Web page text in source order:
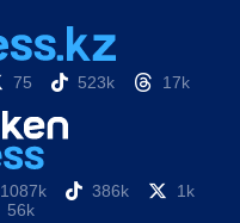
75 523k 17k
1087k 386k
1k
56k